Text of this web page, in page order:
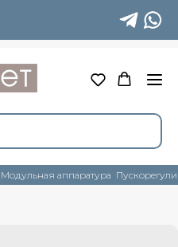
Модульная аппаратура